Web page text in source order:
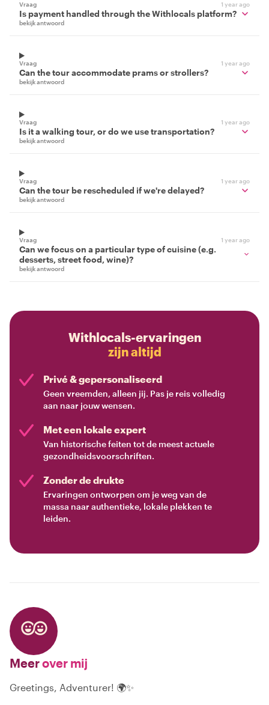
Vraag 1 year ago
Is payment handled through the Withlocals platform?
bekijk antwoord
Vraag 1 year ago
Can the tour accommodate prams or strollers?
bekijk antwoord
Vraag 1 year ago
Is it a walking tour, or do we use transportation?
bekijk antwoord
Vraag 1 year ago
Can the tour be rescheduled if we're delayed?
bekijk antwoord
Vraag 1 year ago
Can we focus on a particular type of cuisine (e.g.
desserts, street food, wine)?
bekijk antwoord
Withlocals-ervaringen
zijn altijd
Privé & gepersonaliseerd
Geen vreemden, alleen jij. Pas je reis volledig
aan naar jouw wensen.
Met een lokale expert
Van historische feiten tot de meest actuele
gezondheidsvoorschriften.
Zonder de drukte
Ervaringen ontworpen om je weg van de
massa naar authentieke, lokale plekken te
leiden.
Meerover mij
Greetings, Adventurer! 🌍✨